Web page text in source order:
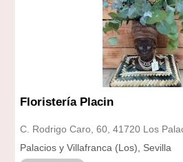
Floristería Placin
C. Rodrigo Caro, 60, 41720 Los
Palacios y Villafranca (Los), Sevilla